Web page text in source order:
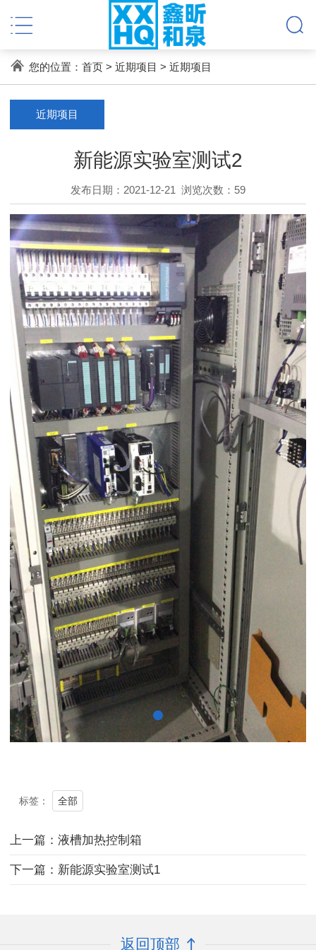
您的位置： 首页> 近期项目 > 近期项目
近期项目
新能源实验室测试2
发布日期：2021-12-21 浏览次数： 59
标签： 全部
上一篇：液槽加热控制箱
下一篇：新能源实验室测试1
返回顶部